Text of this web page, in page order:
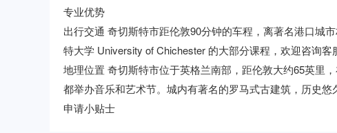
专业优势
出行交通 奇切斯特市距伦敦90分钟的车程，离著名港口城
特大学 University of Chichester 的大部分课程，欢迎咨询客
地理位置 奇切斯特市位于英格兰南部，距伦敦大约65英里
都举办音乐和艺术节。城内有著名的罗马式古建筑，历史悠
申请小贴士